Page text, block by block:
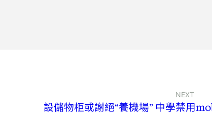
NEXT
設儲物柜或謝絕“養機場” 中學禁用